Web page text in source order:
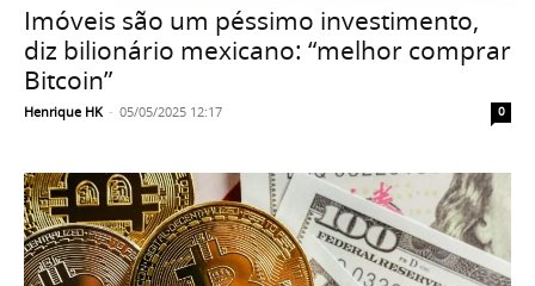
Imóveis são um péssimo investimento,
diz bilionário mexicano: “melhor comprar
Bitcoin”
Henrique HK - 05/05/2025 12:17 0